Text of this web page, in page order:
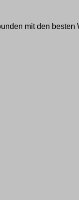
mit den